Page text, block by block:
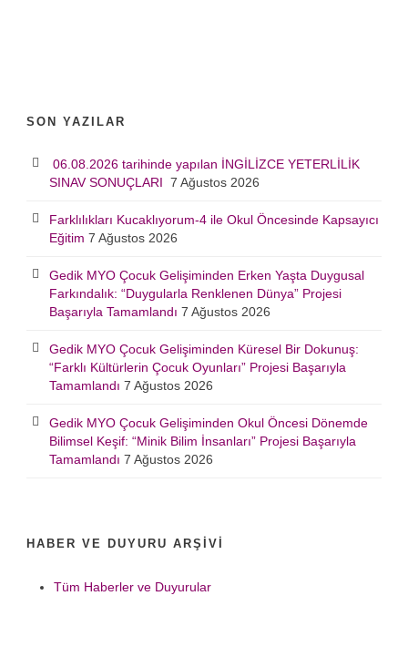
SON YAZILAR
06.08.2026 tarihinde yapılan İNGİLİZCE YETERLİLİK
SINAV SONUÇLARI 7 Ağustos 2026
Farklılıkları Kucaklıyorum-4 ile Okul Öncesinde Kapsayıcı
Eğitim 7 Ağustos 2026
Gedik MYO Çocuk Gelişiminden Erken Yaşta Duygusal
Farkındalık: “Duygularla Renklenen Dünya” Projesi
Başarıyla Tamamlandı 7 Ağustos 2026
Gedik MYO Çocuk Gelişiminden Küresel Bir Dokunuş:
“Farklı Kültürlerin Çocuk Oyunları” Projesi Başarıyla
Tamamlandı 7 Ağustos 2026
Gedik MYO Çocuk Gelişiminden Okul Öncesi Dönemde
Bilimsel Keşif: “Minik Bilim İnsanları” Projesi Başarıyla
Tamamlandı 7 Ağustos 2026
HABER VE DUYURU ARŞIVI
Tüm Haberler ve Duyurular